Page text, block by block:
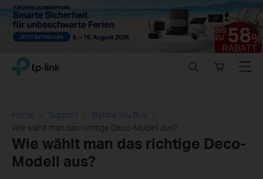
Close
Click
navigation
bar
TP-Link, Reliably Smart
store
Menu
Home Support
Before You Buy
Wie wählt man das richtige Deco-Modell aus?
Wie wählt man das richtige Deco-
Modell aus?